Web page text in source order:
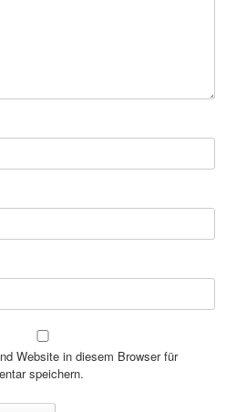
Website in diesem Browser für
speichern.